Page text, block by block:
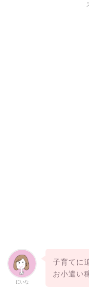
にいな
子育てに
お小遣い